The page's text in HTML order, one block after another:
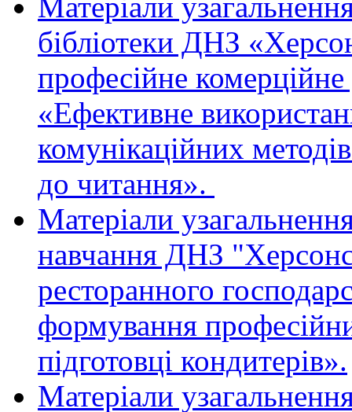
бібліотеки ДНЗ
професійне
«Ефективне
комунікаційних
до читання».
Матеріали
навчання ДНЗ
ресторанного
формування
підготовці кондитерів».
Матеріали